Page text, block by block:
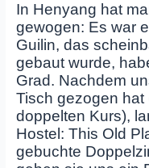
In Henyang hat
gewogen: Es war
Guilin, das
gebaut wurde,
Grad. Nachdem
Tisch gezogen
doppelten Kurs),
Hostel: This Old
gebuchte